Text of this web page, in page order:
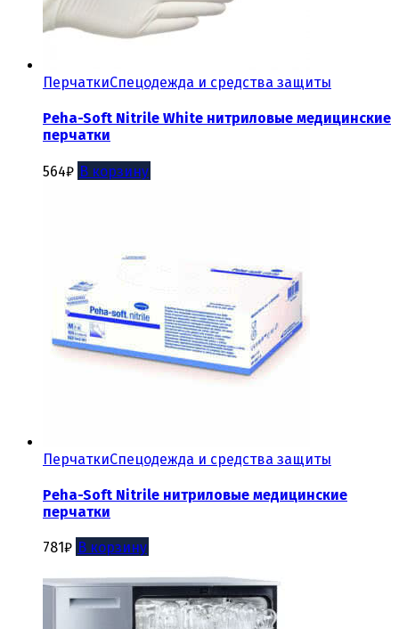
ПерчаткиСпецодежда и средства защиты
Peha-Soft Nitrile White нитриловые медицинские
перчатки
564₽ В корзину
ПерчаткиСпецодежда и средства защиты
Peha-Soft Nitrile нитриловые медицинские
перчатки
781₽ В корзину